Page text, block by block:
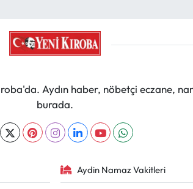
Aydın haber, nöbetçi eczane,
burada.
Aydin Namaz Vakitleri